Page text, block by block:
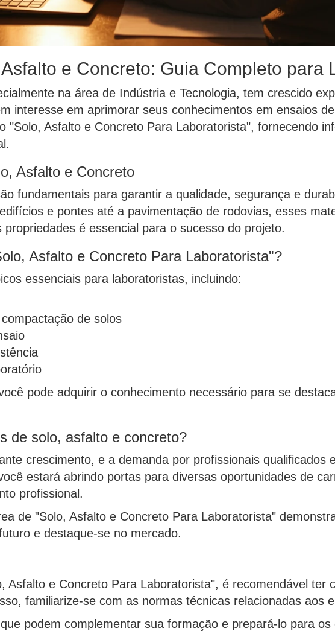
e Concreto: Guia Completo para
na área de Indústria e Tecnologia, tem crescido
interesse em aprimorar seus conhecimentos em ensaios
"Solo, Asfalto e Concreto Para Laboratorista", fornecendo
Asfalto e Concreto
fundamentais para garantir a qualidade, segurança e
e pontes até a pavimentação de rodovias, esses
é essencial para o sucesso do projeto.
Asfalto e Concreto Para Laboratorista"?
essenciais para laboratoristas, incluindo:
de solos
pode adquirir o conhecimento necessário para se
de solo, asfalto e concreto?
crescimento, e a demanda por profissionais qualificados
estará abrindo portas para diversas oportunidades de
profissional.
de "Solo, Asfalto e Concreto Para Laboratorista"
e destaque-se no mercado.
Asfalto e Concreto Para Laboratorista", é recomendável ter
familiarize-se com as normas técnicas relacionadas aos
podem complementar sua formação e prepará-lo para os